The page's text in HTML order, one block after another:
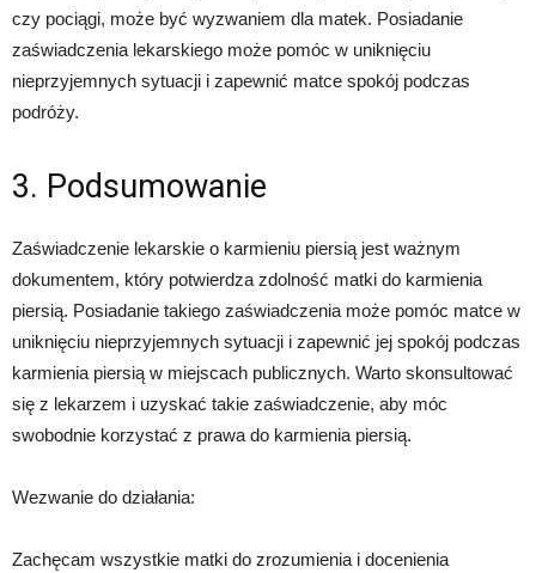
czy pociągi, może być wyzwaniem dla matek. Posiadanie
zaświadczenia lekarskiego może pomóc w uniknięciu
nieprzyjemnych sytuacji i zapewnić matce spokój podczas
podróży.
3. Podsumowanie
Zaświadczenie lekarskie o karmieniu piersią jest ważnym
dokumentem, który potwierdza zdolność matki do karmienia
piersią. Posiadanie takiego zaświadczenia może pomóc matce w
uniknięciu nieprzyjemnych sytuacji i zapewnić jej spokój podczas
karmienia piersią w miejscach publicznych. Warto skonsultować
się z lekarzem i uzyskać takie zaświadczenie, aby móc
swobodnie korzystać z prawa do karmienia piersią.
Wezwanie do działania:
Zachęcam wszystkie matki do zrozumienia i docenienia